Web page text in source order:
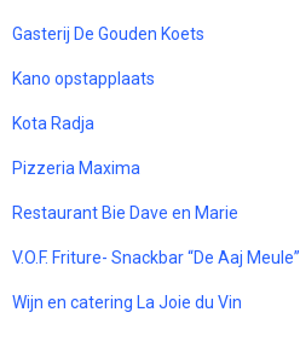
Gasterij De Gouden Koets
Kano opstapplaats
Kota Radja
Pizzeria Maxima
Restaurant Bie Dave en Marie
V.O.F. Friture- Snackbar “De Aaj Meule”
Wijn en catering La Joie du Vin